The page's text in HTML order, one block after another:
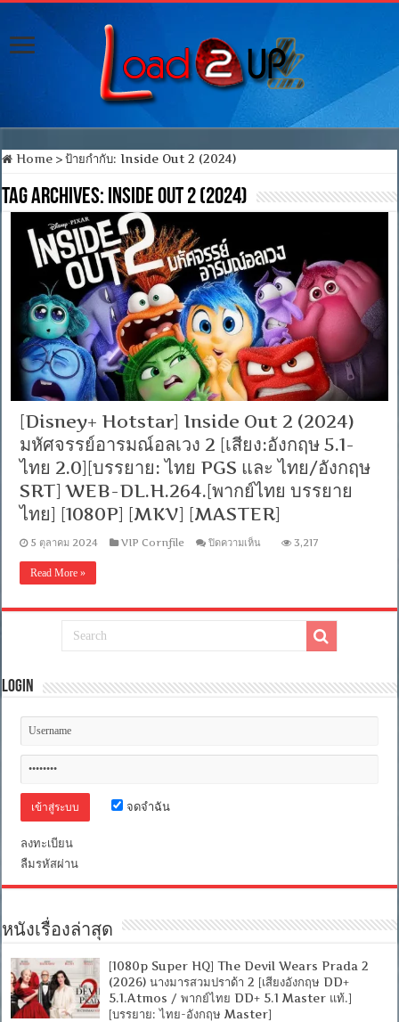
Home > ป้ายกำกับ:Inside Out 2 (2024)
Tag Archives: Inside Out 2 (2024)
[Disney+ Hotstar] Inside Out 2 (2024)
มหัศจรรย์อารมณ์อลเวง 2 [เสียง:อังกฤษ 5.1-
ไทย 2.0][บรรยาย: ไทย PGS และ ไทย/อังกฤษ
SRT] WEB-DL.H.264.[พากย์ไทย บรรยาย
ไทย] [1080P] [MKV] [MASTER]
5 ตุลาคม 2024 VIP Cornfile ปิดความเห็น
2
[เสียง:อังกฤษ
ไทย
ไทย]
[MASTER]
3,217
Read More »
Login
จดจำฉัน
ลงทะเบียน
ลืมรหัสผ่าน
หนังเรื่องล่าสุด
[1080p Super HQ] The Devil Wears Prada 2
(2026) นางมารสวมปราด้า 2 [เสียงอังกฤษ DD+
5.1.Atmos / พากย์ไทย DD+ 5.1 Master แท้.]
[บรรยาย: ไทย-อังกฤษ Master]